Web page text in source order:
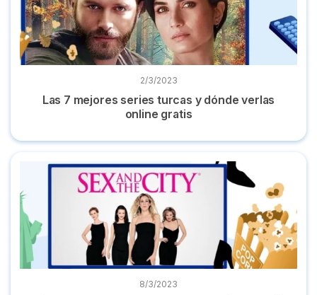
2/3/2023
Las 7 mejores series turcas y dónde verlas
online gratis
Dónde ver 'Sexo en Nueva York' online la serie completa
8/3/2023